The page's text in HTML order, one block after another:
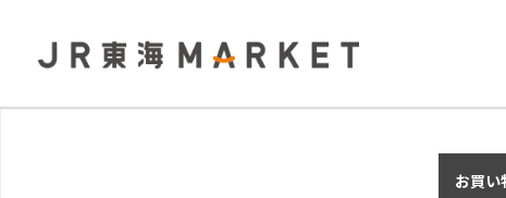
お買い